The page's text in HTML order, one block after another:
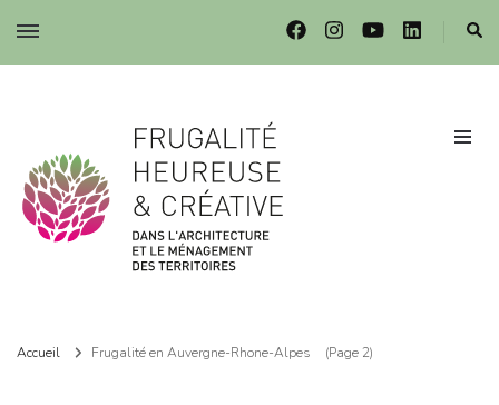
Frugalité dans l'architecture et le ménagement des territoires
Accueil Frugalité en Auvergne-Rhone-Alpes (Page 2)